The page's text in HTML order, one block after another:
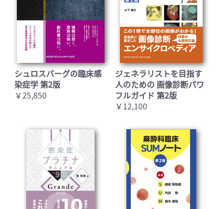
シュロスバーグの臨床感
染症学 第2版
￥25,850
ジェネラリストを目指す
人のための 画像診断パワ
フルガイド 第2版
￥12,100